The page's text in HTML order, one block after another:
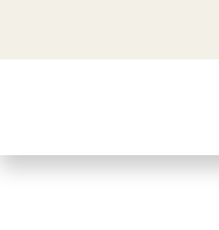
contenido